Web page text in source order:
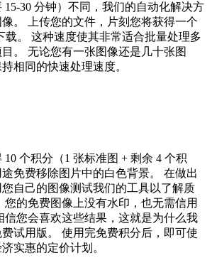
15-30 分钟）不同，我们的自动化解决方
。 上传您的文件，片刻您将获得一个
载。 这种速度使其非常适合批量处理多
。 无论您有一张图像还是几十张图
相同的快速处理速度。
个积分（1 张标准图 + 剩余 4 个积
免费移除图片中的白色背景。 在做出
自己的图像测试我们的工具以了解质
您的免费图像上没有水印，也无需信用
信您会喜欢这些结果，这就是为什么我
试用版。 使用完免费积分后，即可使
实惠的定价计划。